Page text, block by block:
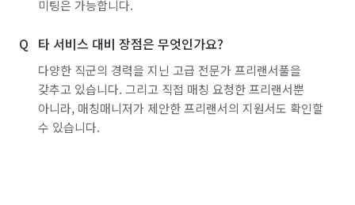
미팅은 가능합니다.
타 서비스 대비 장점은 무엇인가요?
다양한 직군의 경력을 지닌 고급 전문가 프리랜서풀을
갖추고 있습니다. 그리고 직접 매칭 요청한 프리랜서뿐
아니라, 매칭매니저가 제안한 프리랜서의 지원서도 확인할
수 있습니다.